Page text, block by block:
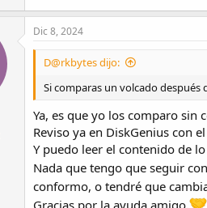
Dic 8, 2024
D@rkbytes dijo:
Si comparas un volcado después
Ya, es que yo los comparo sin
Reviso ya en DiskGenius con
Y puedo leer el contenido de
Nada que tengo que seguir
conformo, o tendré que
Gracias por la ayuda amigo.